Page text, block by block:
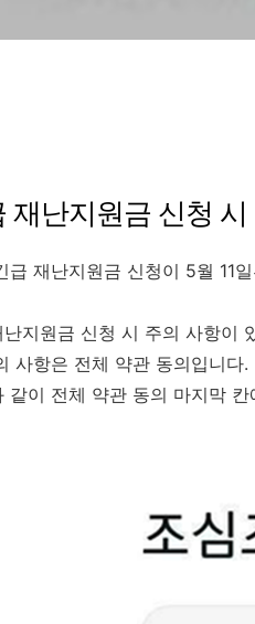
재난지원금 신청
급 재난지원금 신청이 5월 11
난지원금 신청 시 주의 사항이
사항은 전체 약관 동의입니다.
같이 전체 약관 동의 마지막